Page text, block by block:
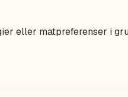
eller matpreferenser i